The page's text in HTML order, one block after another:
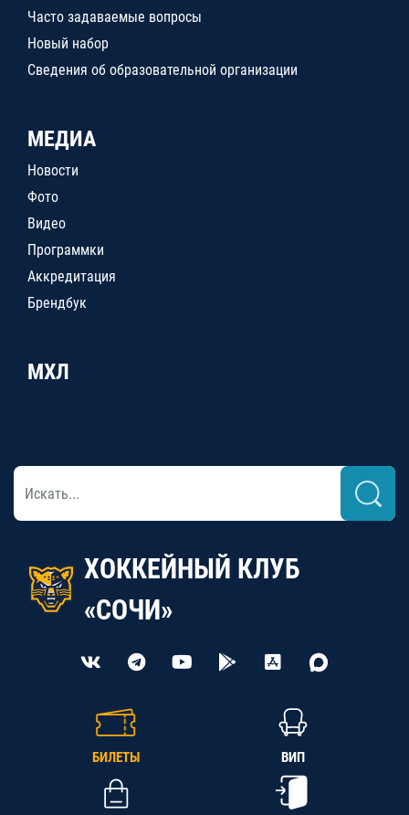
Часто задаваемые вопросы
Новый набор
Сведения об образовательной организации
МЕДИА
Новости
Фото
Видео
Программки
Аккредитация
Брендбук
МХЛ
ХОККЕЙНЫЙ КЛУБ
«СОЧИ»
БИЛЕТЫ ВИП